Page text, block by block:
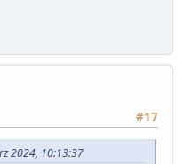
#17
2024, 10:13:37